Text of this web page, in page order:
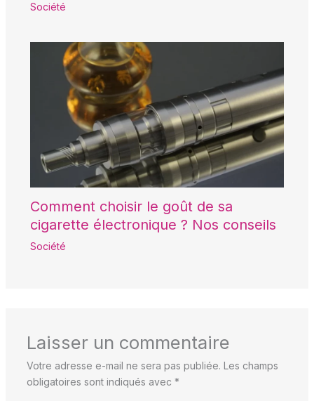
Société
Comment choisir le goût de sa
cigarette électronique ? Nos conseils
Société
Laisser un commentaire
Votre adresse e-mail ne sera pas publiée. Les champs
obligatoires sont indiqués avec *